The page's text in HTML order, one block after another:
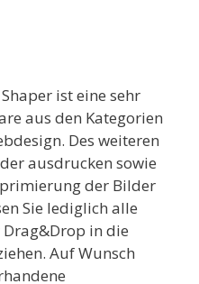
ist eine sehr
aus den Kategorien
Des weiteren
ausdrucken sowie
der Bilder
Sie lediglich alle
in die
Auf Wunsch